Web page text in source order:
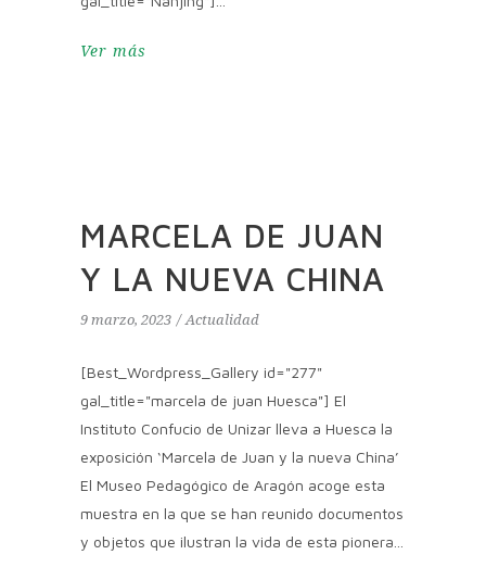
Ver más
MARCELA DE JUAN
Y LA NUEVA CHINA
9 marzo, 2023 Actualidad
[Best_Wordpress_Gallery id="277"
gal_title="marcela de juan Huesca"] El
Instituto Confucio de Unizar lleva a Huesca la
exposición ‘Marcela de Juan y la nueva China’
El Museo Pedagógico de Aragón acoge esta
muestra en la que se han reunido documentos
y objetos que ilustran la vida de esta pionera